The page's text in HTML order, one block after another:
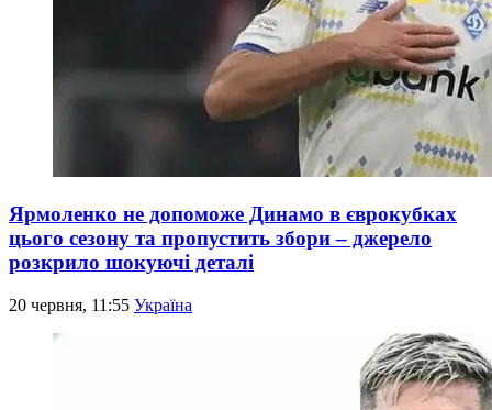
Ярмоленко не допоможе Динамо в єврокубках
цього сезону та пропустить збори – джерело
розкрило шокуючі деталі
20 червня, 11:55 Україна